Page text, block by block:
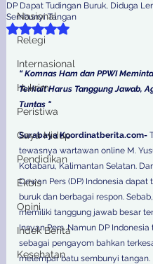
Nasional
Relegi
Internasional
Hukrim
Peristiwa
Gaya Hidup
Pendidikan
Ekbis
Opini
Indek Berita
Kesehatan
DP Dapat Tudingan Buruk, Diduga
Sembunyi Tangan
Dinilai NaN dari 5 bintang.
“ Komnas Ham dan PPWI
Terkait Harus Tanggung Jawab,
Tuntas "
Surabaya Koordinatberita.com-
tewasnya wartawan online M.
Kotabaru, Kalimantan Selatan.
Dewan Pers (DP) Indonesia dapat
buruk dan berbagai respon.
memiliki tanggung jawab besar
Insyan Pers. Namun DP Indonesia
sebagai pengayom bahkan
melempar batu sembunyi tangan.